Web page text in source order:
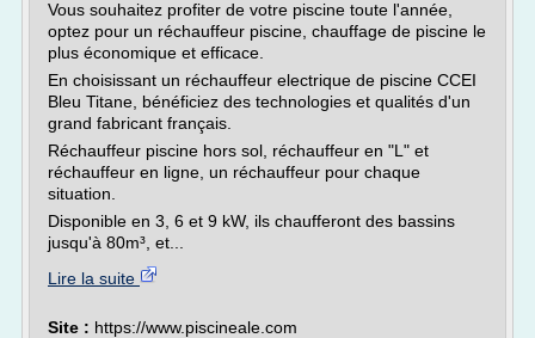
Vous souhaitez profiter de votre piscine toute l'année,
optez pour un réchauffeur piscine, chauffage de piscine le
plus économique et efficace.
En choisissant un réchauffeur electrique de piscine CCEI
Bleu Titane, bénéficiez des technologies et qualités d'un
grand fabricant français.
Réchauffeur piscine hors sol, réchauffeur en "L" et
réchauffeur en ligne, un réchauffeur pour chaque
situation.
Disponible en 3, 6 et 9 kW, ils chaufferont des bassins
jusqu'à 80m³, et...
Lire la suite
Site : https://www.piscineale.com